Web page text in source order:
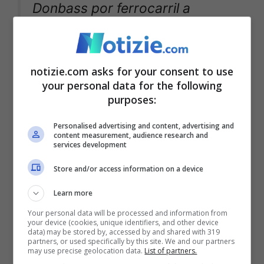
Donbass por ferrocarril a
Rostov, Rusia.#Rostov
#Donbass #Russia #Rusia
#Ukraine #Ucrania #Donetsk
pic.twitter.com/nt1w0RpdG7
— Historiente (@historiente)
February 19, 2022
VIDEO:#DPRreports further
notizie.com asks for your consent to use
your personal data for the following
purposes:
Personalised advertising and content, advertising and
content measurement, audience research and
services development
Store and/or access information on a device
Learn more
Your personal data will be processed and information from
your device (cookies, unique identifiers, and other device
data) may be stored by, accessed by and shared with 319
partners, or used specifically by this site. We and our partners
may use precise geolocation data. List of partners.